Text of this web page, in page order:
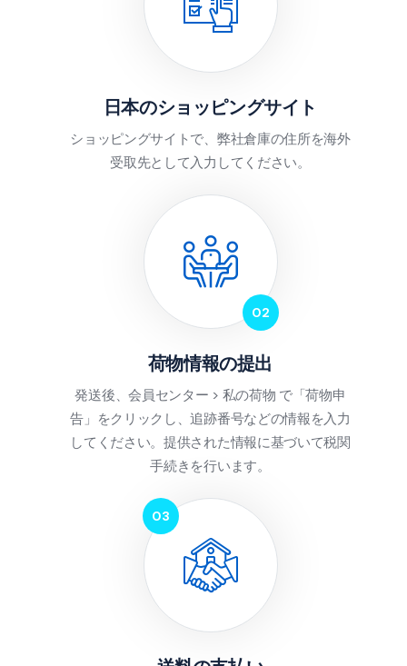
日本のショッピングサイト
ショッピングサイトで、弊社倉庫の住所を海外
受取先として入力してください。
荷物情報の提出
発送後、会員センター > 私の荷物 で「荷物申
告」をクリックし、追跡番号などの情報を入力
してください。提供された情報に基づいて税関
手続きを行います。